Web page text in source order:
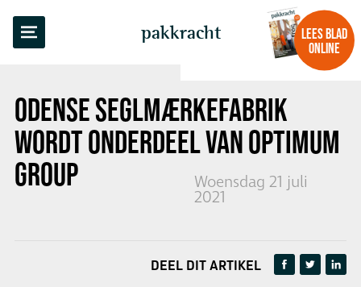
pakkracht
LEES BLAD
ONLINE
ODENSE SEGLMÆRKEFABRIK
WORDTONDERDEEL VAN OPTIMUM
GROUP
Woensdag 21 juli
2021
TERUG NAAR OVERZICHT
DEEL DIT ARTIKEL